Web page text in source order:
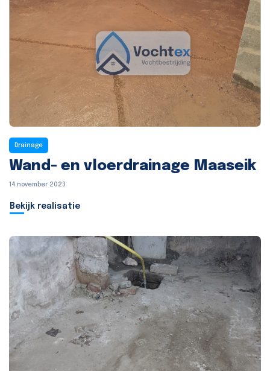
Drainage
Wand- en vloerdrainage Maaseik
14 november 2023
Bekijk realisatie